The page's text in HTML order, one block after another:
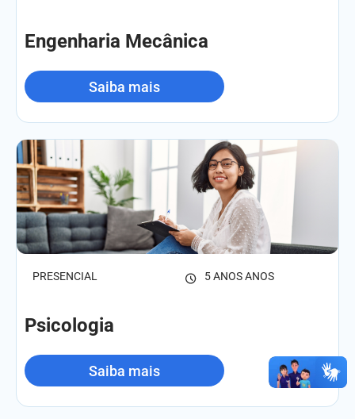
Engenharia Mecânica
Saiba mais
PRESENCIAL 5 ANOS ANOS
Psicologia
Saiba mais